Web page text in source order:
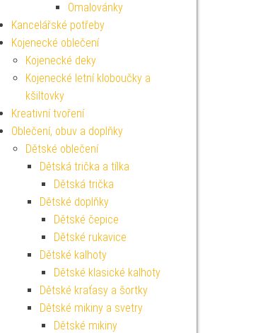
Omalovánky
Kancelářské potřeby
Kojenecké oblečení
Kojenecké deky
Kojenecké letní kloboučky a
kšiltovky
Kreativní tvoření
Oblečení, obuv a doplňky
Dětské oblečení
Dětská trička a tílka
Dětská trička
Dětské doplňky
Dětské čepice
Dětské rukavice
Dětské kalhoty
Dětské klasické kalhoty
Dětské kraťasy a šortky
Dětské mikiny a svetry
Dětské mikiny